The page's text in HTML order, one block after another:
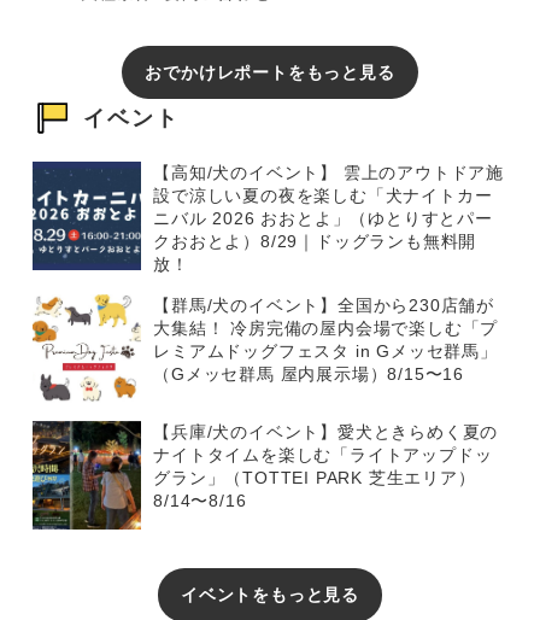
おでかけレポートをもっと見る
イベント
【高知/犬のイベント】 雲上のアウトドア施
設で涼しい夏の夜を楽しむ「犬ナイトカー
ニバル 2026 おおとよ」（ゆとりすとパー
クおおとよ）8/29｜ドッグランも無料開
放！
【群馬/犬のイベント】全国から230店舗が
大集結！ 冷房完備の屋内会場で楽しむ「プ
レミアムドッグフェスタ in Gメッセ群馬」
（Gメッセ群馬 屋内展示場）8/15〜16
【兵庫/犬のイベント】愛犬ときらめく夏の
ナイトタイムを楽しむ「ライトアップドッ
グラン」（TOTTEI PARK 芝生エリア）
8/14〜8/16
イベントをもっと見る